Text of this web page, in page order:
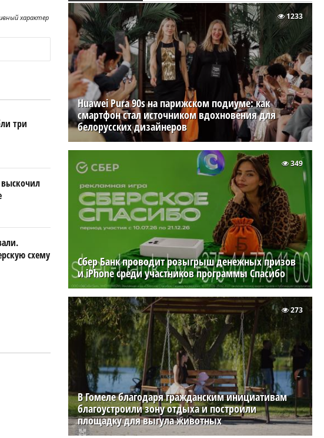
характер
три
схему
Huawei Pura 90s на парижском подиуме: как
смартфон стал источником вдохновения для
белорусских дизайнеров
1233
Сбер Банк проводит розыгрыш денежных призов
и iPhone среди участников программы Спасибо
349
В Гомеле благодаря гражданским инициативам
благоустроили зону отдыха и построили
площадку для выгула животных
273